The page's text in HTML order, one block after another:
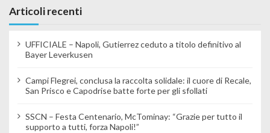
Articoli recenti
UFFICIALE – Napoli, Gutierrez ceduto a titolo definitivo al
Bayer Leverkusen
Campi Flegrei, conclusa la raccolta solidale: il cuore di Recale,
San Prisco e Capodrise batte forte per gli sfollati
SSCN – Festa Centenario, McTominay: “Grazie per tutto il
supporto a tutti, forza Napoli!”